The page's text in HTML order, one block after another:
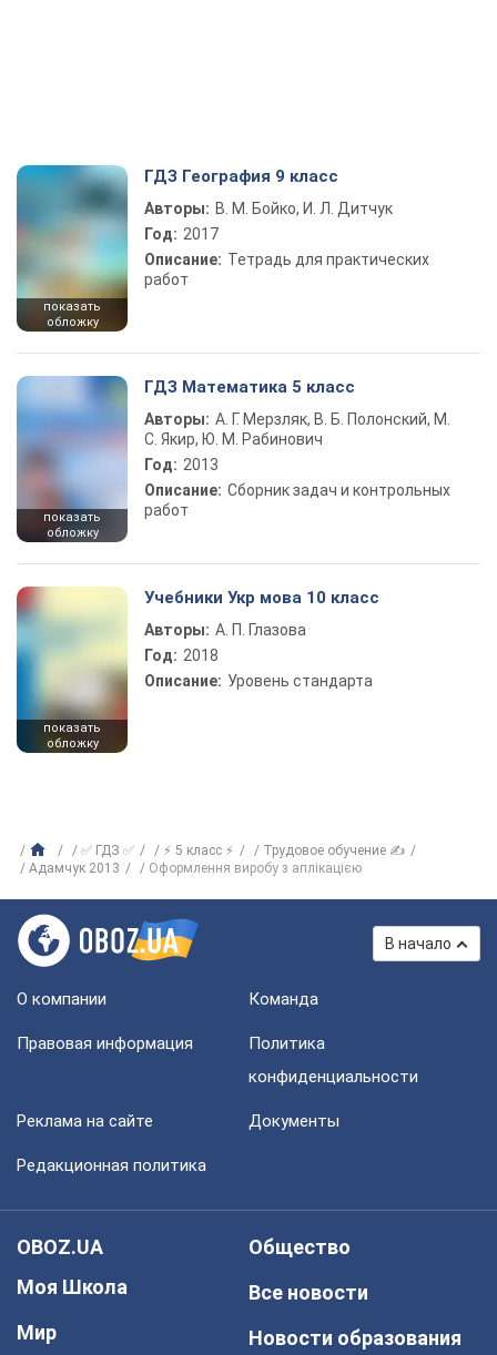
показать
обложку
ГДЗ География 9 класс
Авторы: В. М. Бойко, И. Л. Дитчук
Год: 2017
Описание: Тетрадь для практических
работ
показать
обложку
ГДЗ Математика 5 класс
Авторы: А. Г. Мерзляк, В. Б. Полонский, М.
С. Якир, Ю. М. Рабинович
Год: 2013
Описание: Сборник задач и контрольных
работ
показать
обложку
Учебники Укр мова 10 класс
Авторы: А. П. Глазова
Год: 2018
Описание: Уровень стандарта
✅ ГДЗ ✅ ⚡ 5 класс ⚡
Трудовое обучение ✍
Адамчук 2013
Оформлення виробу з аплікацією
В начало
О компании Команда
Правовая информация
Политика
конфиденциальности
Реклама на сайте Документы
Редакционная политика
OBOZ.UA
Моя Школа
Мир
Общество
Все новости
Новости образования